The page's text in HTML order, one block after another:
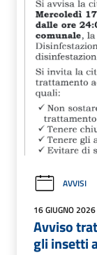
AVVISI
16 GIUGNO 2026
Avviso
gli insetti